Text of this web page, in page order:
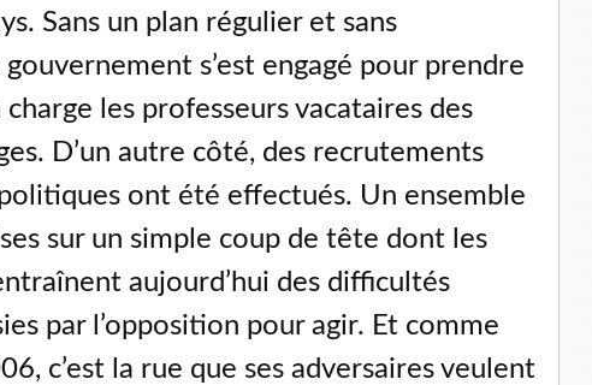
Sans un plan régulier et sans
s’est engagé pour prendre
les professeurs vacataires des
D’un autre côté, des recrutements
ont été effectués. Un ensemble
sur un simple coup de tête dont les
aujourd’hui des difficultés
par l’opposition pour agir. Et comme
c’est la rue que ses adversaires veulent